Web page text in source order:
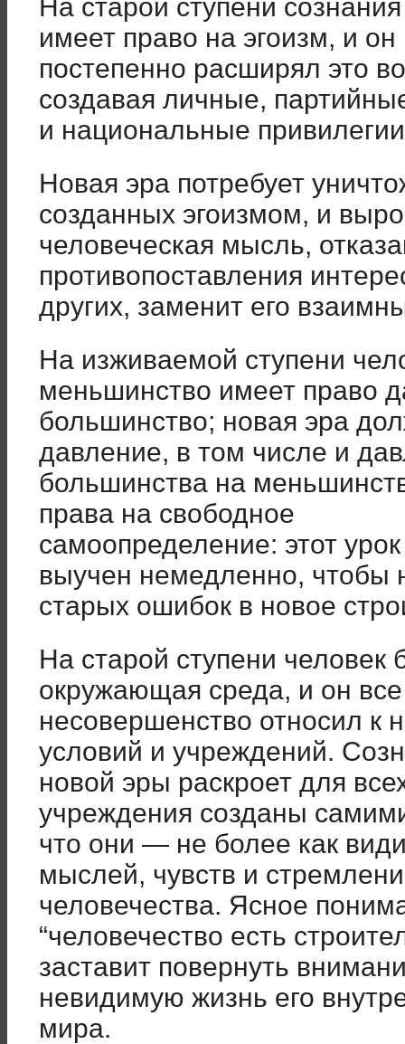
На старой ступени
имеет право на эгоизм, и он
постепенно расширял это
создавая личные,
и национальные
Новая эра потребует
созданных эгоизмом, и
человеческая мысль,
противопоставления
других, заменит его
На изживаемой ступени
меньшинство имеет право
большинство; новая эра
давление, в том числе и
большинства на
права на свободное
самоопределение: этот
выучен немедленно, чтобы
старых ошибок в новое
На старой ступени человек
окружающая среда, и он
несовершенство относил к
условий и учреждений.
новой эры раскроет для
учреждения созданы
что они — не более как
мыслей, чувств и
человечества. Ясное
“человечество есть
заставит повернуть
невидимую жизнь его
мира.